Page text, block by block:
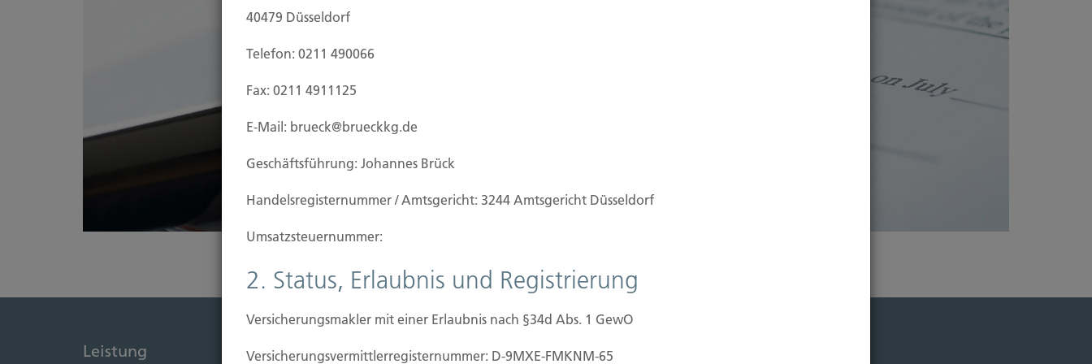
Leistung Immobilien Vers. Kontakt
40479 Düsseldorf
Telefon: 0211 490066
Fax: 0211 4911125
E-Mail: brueck@brueckkg.de
Geschäftsführung: Johannes Brück
Handels­registernummer / Amtsgericht: 3244 Amtsgericht Düsseldorf
Umsatzsteuer­nummer:
2. Status, Erlaubnis und Registrierung
Versicherungsmakler mit einer Erlaubnis nach §34d Abs. 1 GewO
Versicherungs­vermittler­registernummer: D-9MXE-FMKNM-65